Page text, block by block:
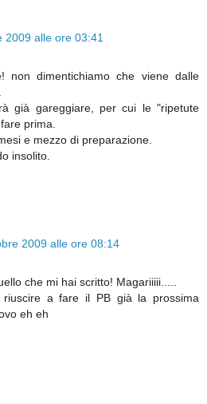
2009 alle ore 03:41
non dimentichiamo che viene dalle
già gareggiare, per cui le "ripetute
prima.
e mezzo di preparazione.
insolito.
2009 alle ore 08:14
che mi hai scritto! Magariiiii.....
a fare il PB già la prossima
eh eh